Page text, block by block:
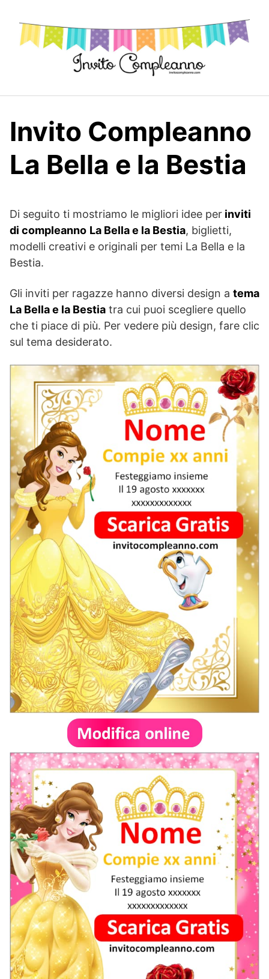
content
Invito Compleanno
La Bella e la Bestia
Di seguito ti mostriamo le migliori idee per inviti
di compleanno La Bella e la Bestia, biglietti,
modelli creativi e originali per temi La Bella e la
Bestia.
Gli inviti per ragazze hanno diversi design a tema
La Bella e la Bestia tra cui puoi scegliere quello
che ti piace di più. Per vedere più design, fare clic
sul tema desiderato.